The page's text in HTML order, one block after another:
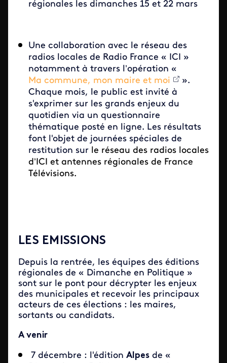
régionales les dimanches 15 et 22 mars
Une collaboration avec le réseau des
radios locales de Radio France « ICI »
notamment à travers l’opération «
Ma commune, mon maire et moi
».
Chaque mois, le public est invité à
s'exprimer sur les grands enjeux du
quotidien via un questionnaire
thématique posté en ligne. Les résultats
font l'objet de journées spéciales de
restitution sur le réseau des radios locales
d’ICI et antennes régionales de France
Télévisions.
LES EMISSIONS
Depuis la rentrée, les équipes des éditions
régionales de « Dimanche en Politique »
sont sur le pont pour décrypter les enjeux
des municipales et recevoir les principaux
acteurs de ces élections : les maires,
sortants ou candidats.
A venir
7 décembre : l'édition Alpes de «